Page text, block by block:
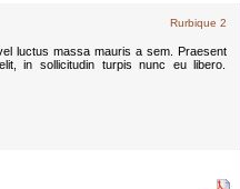
Rurbique 2
luctus massa mauris a sem. Praesent
in sollicitudin turpis nunc eu libero.